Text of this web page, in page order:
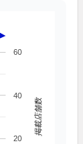
20
40
60
掲載店舗数